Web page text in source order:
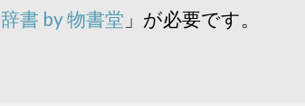
辞書 by 物書堂 」が必要です。